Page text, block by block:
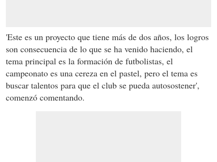
'Este es un proyecto que tiene más de dos años, los logros
son consecuencia de lo que se ha venido haciendo, el
tema principal es la formación de futbolistas, el
campeonato es una cereza en el pastel, pero el tema es
buscar talentos para que el club se pueda autosostener',
comenzó comentando.